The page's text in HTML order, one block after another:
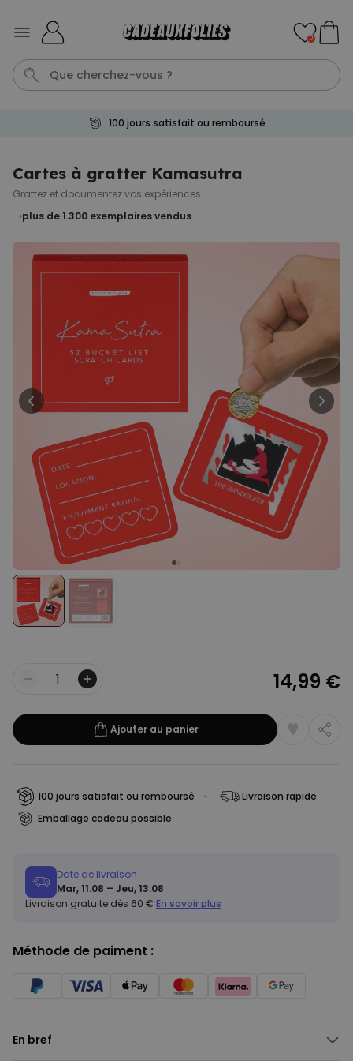
Personnalisable
Tablier de cuisine
personnalisé Édition limitée
vendus
29,99 €
Personnalisable
plus de
28.500
exemplaires
19,99 €
Personnalisable
Peignoir personnalisé avec
texte et couronne de laurier
plus de 0
exemplaires
vendus
39,99 €
Personnalisable
Porte-clés mural personnalisé
avec photo et texte
plus de 3.000
exemplaires
vendus
24,99 €
Personnalisable
Coffret cadeau coquetiers et
tasse à espresso lot de 2
47,57 €
0
100 jours satisfait ou remboursé
Cartes à gratter Kamasutra
Grattez et documentez vos expériences.
plus de 1.300 exemplaires vendus
Quantité 14,99 €
Ajouter au panier
100 jours satisfait ou remboursé
Livraison rapide
Emballage cadeau possible
Date de livraison
Mar, 11.08 – Jeu, 13.08
Livraison gratuite dès 60 € En savoir plus
Méthode de paiment :
En bref